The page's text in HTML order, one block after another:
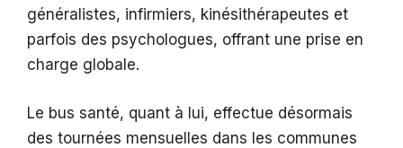
généralistes, infirmiers, kinésithérapeutes et
parfois des psychologues, offrant une prise en
charge globale.
Le bus santé, quant à lui, effectue désormais
des tournées mensuelles dans les communes